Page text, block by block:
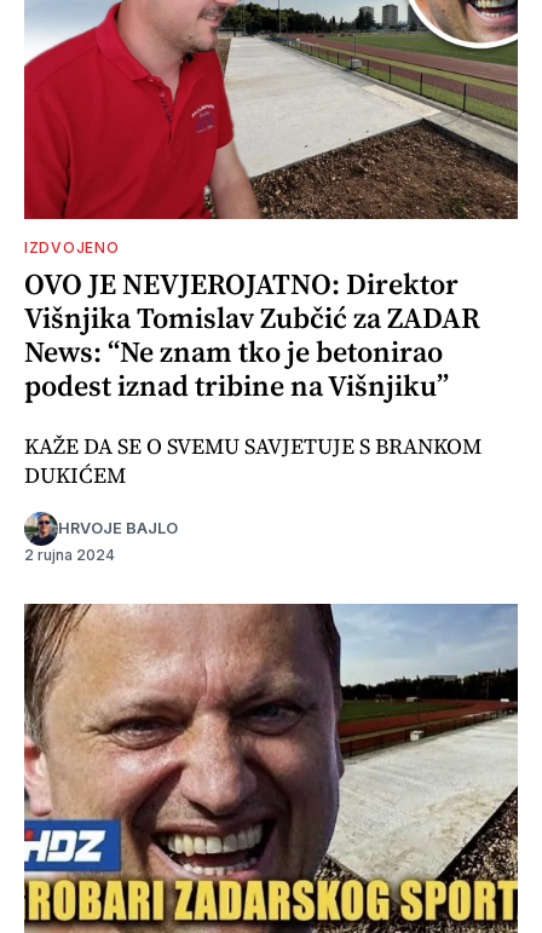
IZDVOJENO
OVO JE NEVJEROJATNO: Direktor
Višnjika Tomislav Zubčić za ZADAR
News: “Ne znam tko je betonirao
podest iznad tribine na Višnjiku”
KAŽE DA SE O SVEMU SAVJETUJE S BRANKOM
DUKIĆEM
HRVOJE BAJLO
2 rujna 2024